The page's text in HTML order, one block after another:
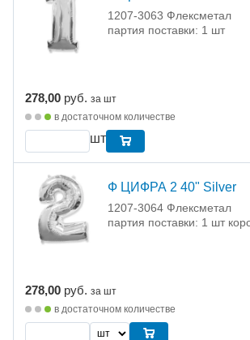
1207-3063 Флексметал
партия поставки: 1 шт
278,00 руб. за шт
в достаточном количестве
шт
Ф ЦИФРА 2 40" Silver
1207-3064 Флексметал
партия поставки: 1 шт
278,00 руб. за шт
в достаточном количестве